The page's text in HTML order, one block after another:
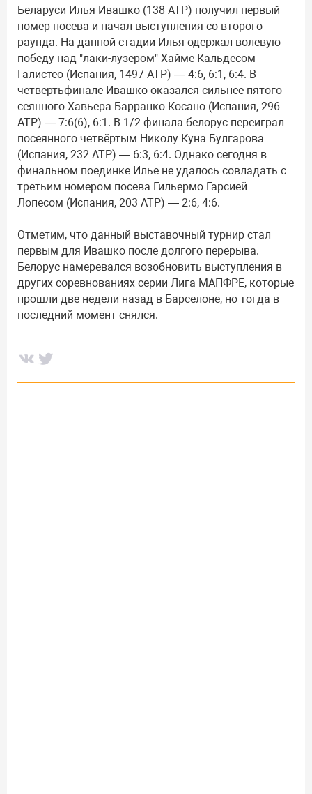
Беларуси Илья Ивашко (138 ATP) получил первый
номер посева и начал выступления со второго
раунда. На данной стадии Илья одержал волевую
победу над "лаки-лузером" Хайме Кальдесом
Галистео (Испания, 1497 ATP) — 4:6, 6:1, 6:4. В
четвертьфинале Ивашко оказался сильнее пятого
сеянного Хавьера Барранко Косано (Испания, 296
ATP) — 7:6(6), 6:1. В 1/2 финала белорус переиграл
посеянного четвёртым Николу Куна Булгарова
(Испания, 232 ATP) — 6:3, 6:4. Однако сегодня в
финальном поединке Илье не удалось совладать с
третьим номером посева Гильермо Гарсией
Лопесом (Испания, 203 ATP) — 2:6, 4:6.
Отметим, что данный выставочный турнир стал
первым для Ивашко после долгого перерыва.
Белорус намеревался возобновить выступления в
других соревнованиях серии Лига МАПФРЕ, которые
прошли две недели назад в Барселоне, но тогда в
последний момент снялся.